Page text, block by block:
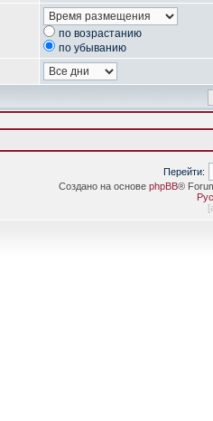
по возрастанию
по убыванию
Перейти:
Создано на основе phpBB®
[